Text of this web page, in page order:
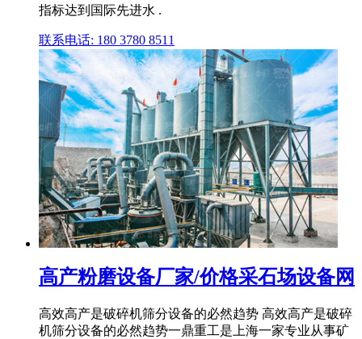
指标达到国际先进水 .
联系电话: 180 3780 8511
高产粉磨设备厂家/价格采石场设备网
高效高产是破碎机筛分设备的必然趋势 高效高产是破碎
机筛分设备的必然趋势一鼎重工是上海一家专业从事矿